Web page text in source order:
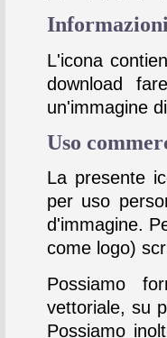
L'icona
download
un'immagine
Uso
La presente
per uso
d'immagine.
come logo)
Possiamo
vettoriale, su
Possiamo